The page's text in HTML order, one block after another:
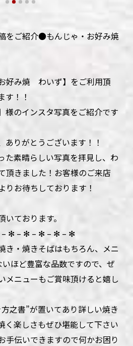
をご紹介●もんじゃ・お好み焼
好み焼 わいず】をご利用頂
す！！
様のインスタ写真をご紹介です
ありがとうございます！！
た素晴らしい写真を拝見し、わ
頂きました！お客様のご来店
お待ちしております！
ております。
✻ – ✻ – ✻ – ✻ – ✻
き・焼きそばはもちろん、メニ
ほど豊富な品数ですので、ぜ
メニューもご賞味頂けると嬉し
之書”が置いてあり詳しい焼き
く楽しさもぜひ堪能して下さい
手伝いできますので何かお困り